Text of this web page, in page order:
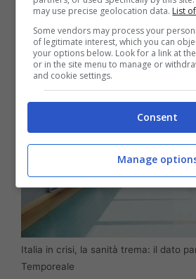
Italia in crisi, la sanità trema: il dato
Temporeale
may use precise geolocation data. List
Some vendors may process your
of legitimate interest, which you can
your options below. Look for a link at
or in the site menu to manage or
and cookie settings.
Consent
Manage